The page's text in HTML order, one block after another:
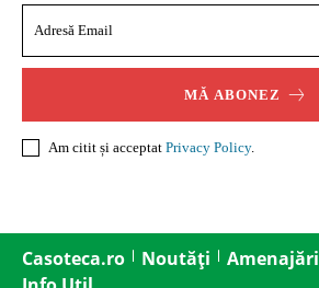
MĂ ABONEZ
Am citit și acceptat Privacy Policy.
Casoteca.ro Noutăți Amenajări